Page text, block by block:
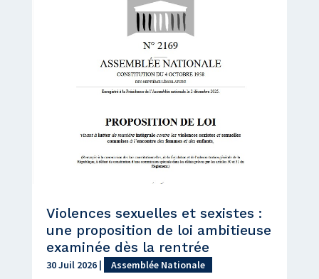
Violences sexuelles et sexistes :
une proposition de loi ambitieuse
examinée dès la rentrée
30 Juil 2026|
Assemblée Nationale